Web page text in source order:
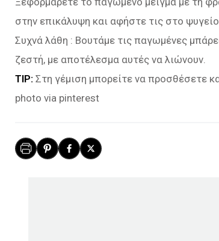
στην επικάλυψη και αφήστε τις στο
Συχνά λάθη : Βουτάμε τις παγωμένες
ζεστή, με αποτέλεσμα αυτές να λιώνουν.
TIP: Στη γέμιση μπορείτε να προσθέσετε
photo via pinterest